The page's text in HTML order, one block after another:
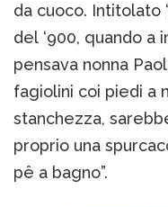
da cuoco. Intitolato
del ‘900, quando a
pensava nonna
fagiolini coi piedi a
stanchezza,
proprio una
pê a bagno”.